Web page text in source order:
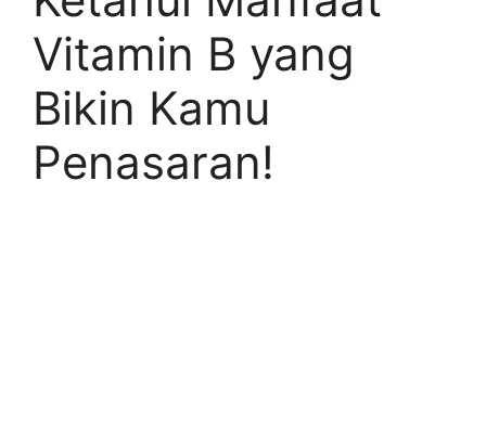
Vitamin B yang
Bikin Kamu
Penasaran!